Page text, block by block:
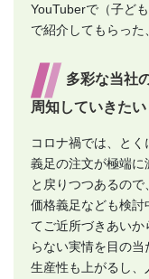
YouTuberで（子ど
で紹介してもらった
多彩な当社
周知していきたい
コロナ禍では、とく
義足の注文が極端に
と戻りつつあるの
価格義足なども検討
てご近所づきあい
らない実情を目の
生産性も上がるし、